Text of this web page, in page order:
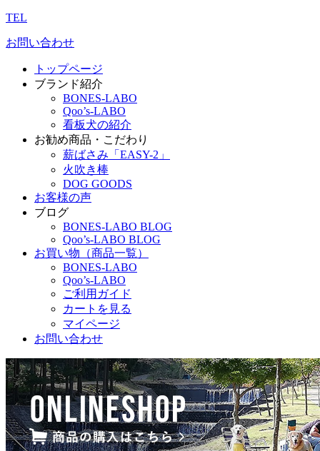
TEL
お問い合わせ
トップページ
ブランド紹介
BONES-LABO
Qoo’s-LABO
看板犬の紹介
お勧め商品・こだわり
薪ばさみ「EASY-2」
火吹き棒
DOG GOODS
お客様の声
ブログ
BONES-LABO BLOG
Qoo’s-LABO BLOG
お買い物（商品一覧）
BONES-LABO
Qoo’s-LABO
ご利用ガイド
カートを見る
マイページ
お問い合わせ